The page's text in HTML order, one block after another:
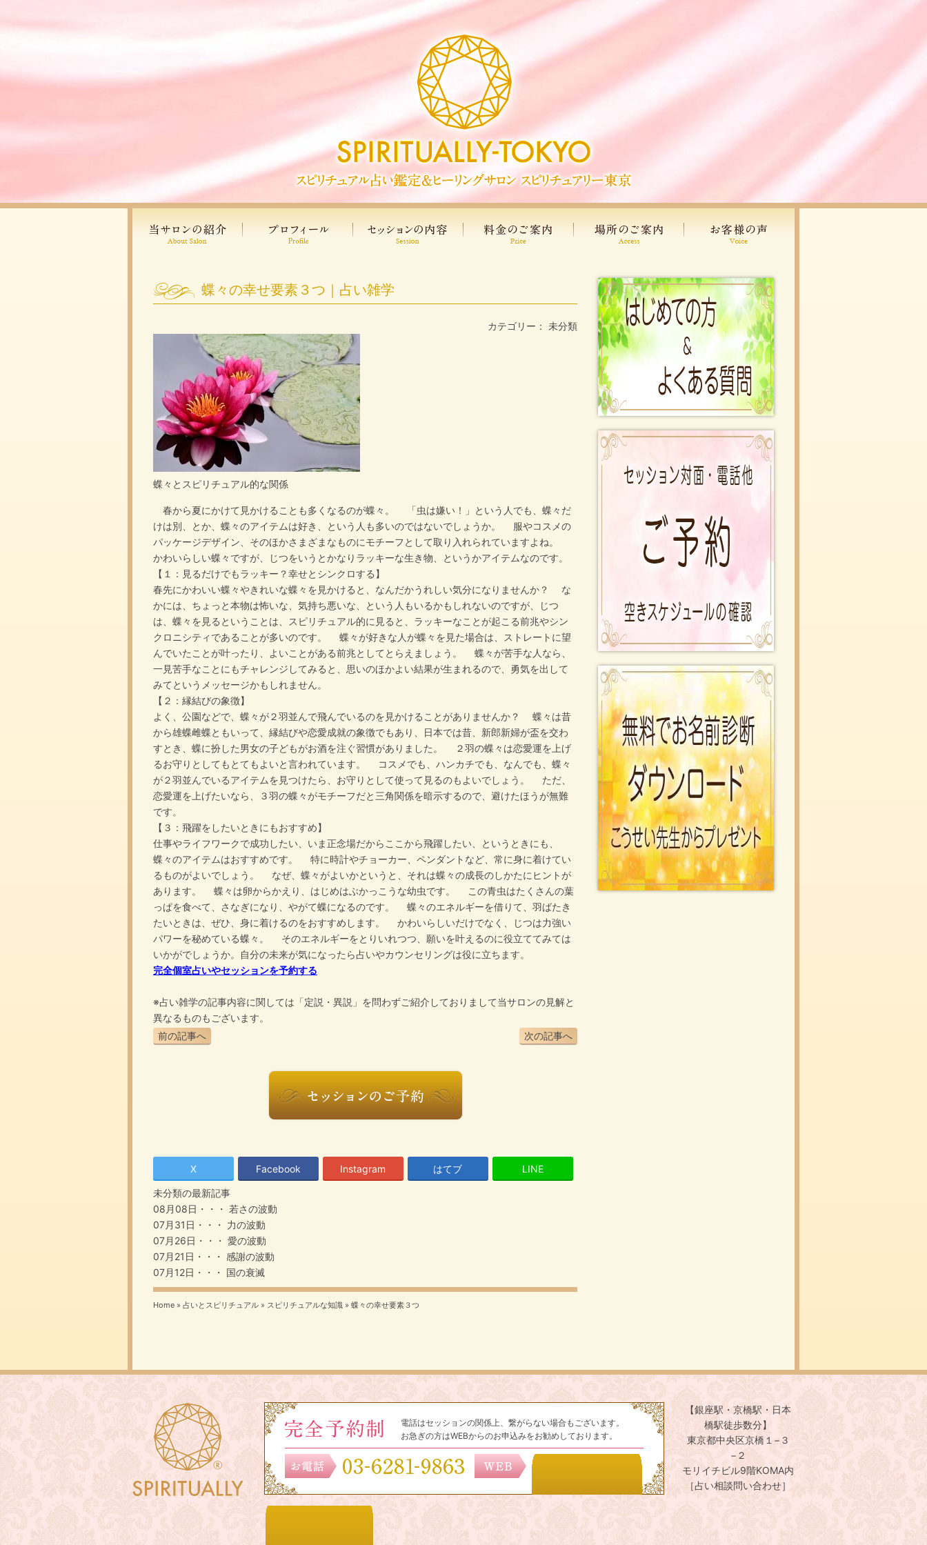
蝶々の幸せ要素３つ｜占い雑学
カテゴリー： 未分類
蝶々とスピリチュアル的な関係
春から夏にかけて見かけることも多くなるのが蝶々。 「虫は嫌い！」という人でも、蝶々だ
けは別、とか、蝶々のアイテムは好き、という人も多いのではないでしょうか。 服やコスメの
パッケージデザイン、そのほかさまざまなものにモチーフとして取り入れられていますよね。
かわいらしい蝶々ですが、じつをいうとかなりラッキーな生き物、というかアイテムなのです。
【１：見るだけでもラッキー？幸せとシンクロする】
春先にかわいい蝶々やきれいな蝶々を見かけると、なんだかうれしい気分になりませんか？ な
かには、ちょっと本物は怖いな、気持ち悪いな、という人もいるかもしれないのですが、じつ
は、蝶々を見るということは、スピリチュアル的に見ると、ラッキーなことが起こる前兆やシン
クロニシティであることが多いのです。 蝶々が好きな人が蝶々を見た場合は、ストレートに望
んでいたことが叶ったり、よいことがある前兆としてとらえましょう。 蝶々が苦手な人なら、
一見苦手なことにもチャレンジしてみると、思いのほかよい結果が生まれるので、勇気を出して
みてというメッセージかもしれません。
【２：縁結びの象徴】
よく、公園などで、蝶々が２羽並んで飛んでいるのを見かけることがありませんか？ 蝶々は昔
から雄蝶雌蝶ともいって、縁結びや恋愛成就の象徴でもあり、日本では昔、新郎新婦が盃を交わ
すとき、蝶に扮した男女の子どもがお酒を注ぐ習慣がありました。 ２羽の蝶々は恋愛運を上げ
るお守りとしてもとてもよいと言われています。 コスメでも、ハンカチでも、なんでも、蝶々
が２羽並んでいるアイテムを見つけたら、お守りとして使って見るのもよいでしょう。 ただ、
恋愛運を上げたいなら、３羽の蝶々がモチーフだと三角関係を暗示するので、避けたほうが無難
です。
【３：飛躍をしたいときにもおすすめ】
仕事やライフワークで成功したい、いま正念場だからここから飛躍したい、というときにも、
蝶々のアイテムはおすすめです。 特に時計やチョーカー、ペンダントなど、常に身に着けてい
るものがよいでしょう。 なぜ、蝶々がよいかというと、それは蝶々の成長のしかたにヒントが
あります。 蝶々は卵からかえり、はじめはぶかっこうな幼虫です。 この青虫はたくさんの葉
っぱを食べて、さなぎになり、やがて蝶になるのです。 蝶々のエネルギーを借りて、羽ばたき
たいときは、ぜひ、身に着けるのをおすすめします。 かわいらしいだけでなく、じつは力強い
パワーを秘めている蝶々。 そのエネルギーをとりいれつつ、願いを叶えるのに役立ててみては
いかがでしょうか。自分の未来が気になったら占いやカウンセリングは役に立ちます。
完全個室占いやセッションを予約する
※占い雑学の記事内容に関しては「定説・異説」を問わずご紹介しておりまして当サロンの見解と
異なるものもございます。
次の記事へ
前の記事へ
X Facebook Instagram はてブ LINE
未分類の最新記事
08月08日・・・ 若さの波動
07月31日・・・ 力の波動
07月26日・・・ 愛の波動
07月21日・・・ 感謝の波動
07月12日・・・ 国の衰滅
Home » 占いとスピリチュアル » スピリチュアルな知識 » 蝶々の幸せ要素３つ
電話はセッションの関係上、繋がらない場合もございます。
お急ぎの方はWEBからのお申込みをお勧めしております。
【銀座駅・京橋駅・日本
橋駅徒歩数分】
東京都中央区京橋１−３
−２
モリイチビル9階KOMA内
［占い相談問い合わせ］